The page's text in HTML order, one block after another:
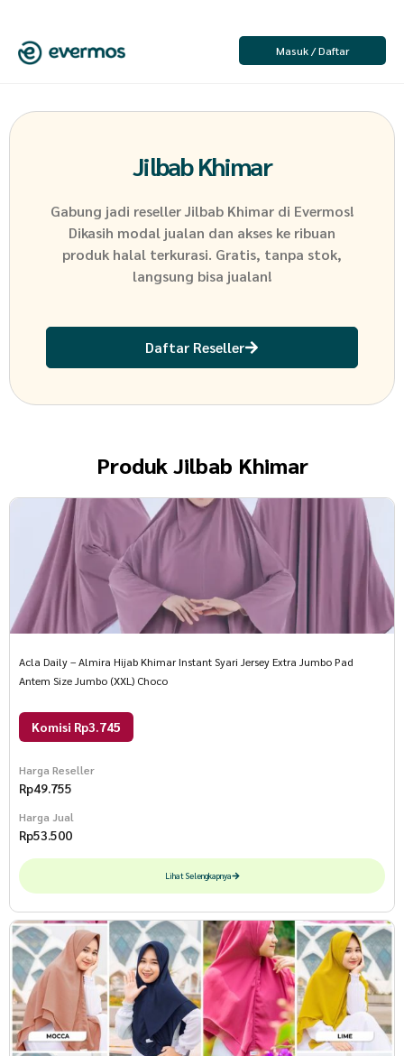
Masuk / Daftar
Jilbab Khimar
Gabung jadi resellerJilbab Khimar di Evermos!
Dikasih modal jualan dan akses ke ribuan
produk halal terkurasi. Gratis, tanpa stok,
langsung bisa jualan!
Daftar Reseller
Produk Jilbab Khimar
Acla Daily – Almira Hijab Khimar Instant Syari Jersey Extra Jumbo Pad
Antem Size Jumbo (XXL) Choco
Komisi Rp3.745
Harga Reseller
Rp49.755
Harga Jual
Rp53.500
Lihat Selengkapnya